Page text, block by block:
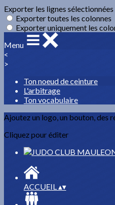
Exporter les lignes sélectionnées
Exporter toutes les colonnes
Exporter uniquement les
Menu
<
>
Ton noeud de ceinture
L'arbitrage
Ton vocabulaire
Ajoutez un logo, un bouton, des
Cliquez pour éditer
ACCUEIL▴▾